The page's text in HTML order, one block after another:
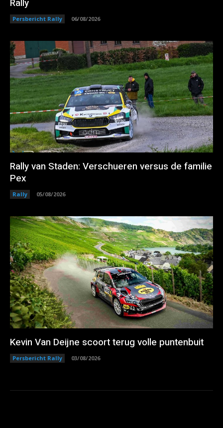
Rally
Persbericht Rally 06/08/2026
Rally van Staden: Verschueren versus de familie
Pex
Rally 05/08/2026
Kevin Van Deijne scoort terug volle puntenbuit
Persbericht Rally 03/08/2026